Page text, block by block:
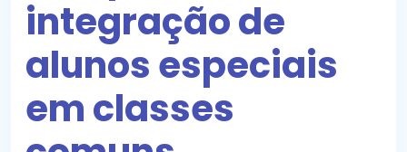
integração de
alunos especiais
em classes